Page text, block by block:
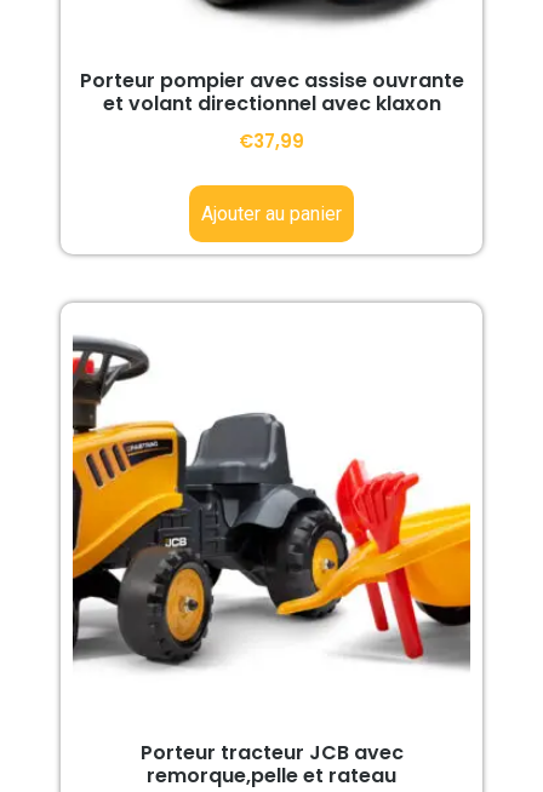
Porteur pompier avec assise ouvrante
et volant directionnel avec klaxon
€37,99
Ajouter au panier
Porteur tracteur JCB avec
remorque,pelle et rateau